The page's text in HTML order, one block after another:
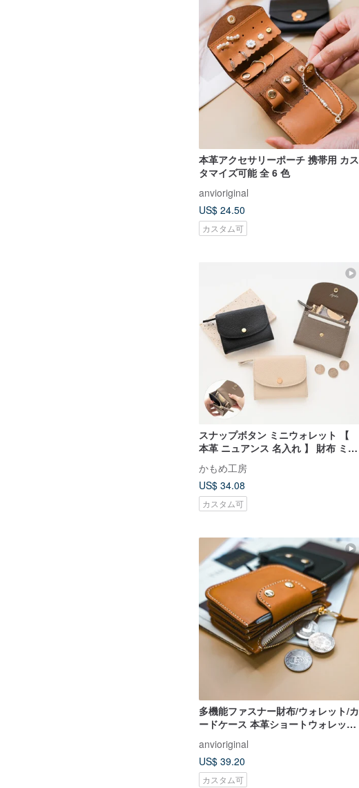
本革アクセサリーポーチ 携帯用 カス
タマイズ可能 全 6 色
anvioriginal
US$ 24.50
カスタム可
スナップボタン ミニウォレット 【
本革 ニュアンス 名入れ 】 財布 ミニ
財布 スキミング防止 コンパクト 文
字入れ HR70U
かもめ工房
US$ 34.08
カスタム可
多機能ファスナー財布/ウォレット/カ
ードケース 本革ショートウォレット
anvioriginal
US$ 39.20
カスタム可